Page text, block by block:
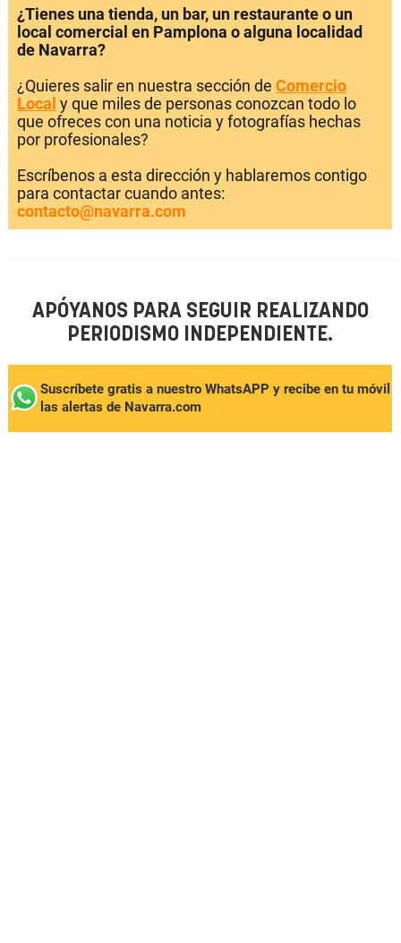
¿Tienes una tienda, un bar, un restaurante o un
local comercial en Pamplona o alguna localidad
de Navarra?
¿Quieres salir en nuestra sección de Comercio
Local y que miles de personas conozcan todo lo
que ofreces con una noticia y fotografías hechas
por profesionales?
Escríbenos a esta dirección y hablaremos contigo
para contactar cuando antes:
contacto@navarra.com
APÓYANOS PARA SEGUIR REALIZANDO
PERIODISMO INDEPENDIENTE.
Suscríbete gratis a nuestro WhatsAPP y recibe en tu móvil
las alertas de Navarra.com